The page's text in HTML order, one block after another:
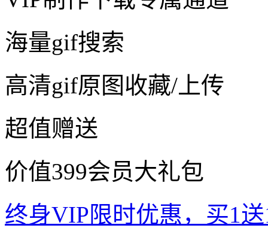
海量gif搜索
高清gif原图收藏/上传
超值赠送
价值399会员大礼包
终身VIP限时优惠，买1